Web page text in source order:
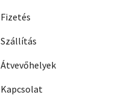
Fizetés
Szállítás
Átvevőhelyek
Kapcsolat